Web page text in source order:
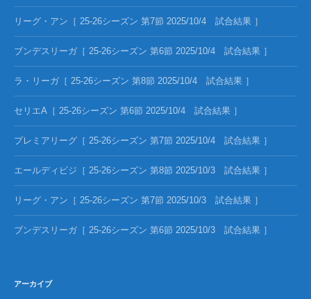
リーグ・アン［ 25-26シーズン 第7節 2025/10/4 試合結果 ］
ブンデスリーガ［ 25-26シーズン 第6節 2025/10/4 試合結果 ］
ラ・リーガ［ 25-26シーズン 第8節 2025/10/4 試合結果 ］
セリエA［ 25-26シーズン 第6節 2025/10/4 試合結果 ］
プレミアリーグ［ 25-26シーズン 第7節 2025/10/4 試合結果 ］
エールディビジ［ 25-26シーズン 第8節 2025/10/3 試合結果 ］
リーグ・アン［ 25-26シーズン 第7節 2025/10/3 試合結果 ］
ブンデスリーガ［ 25-26シーズン 第6節 2025/10/3 試合結果 ］
アーカイブ